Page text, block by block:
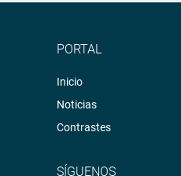
PORTAL
Inicio
Noticias
Contrastes
SÍGUENOS